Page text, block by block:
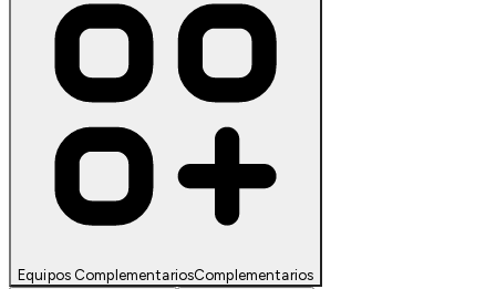
Equipos ComplementariosComplementarios